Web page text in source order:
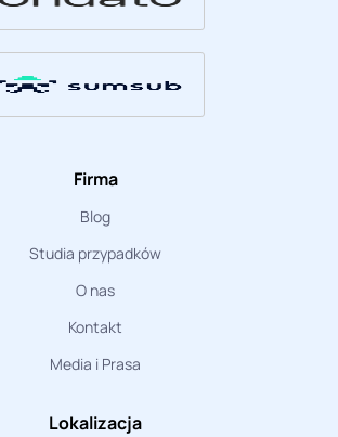
Firma
Blog
Studia przypadków
O nas
Kontakt
Media i Prasa
Lokalizacja